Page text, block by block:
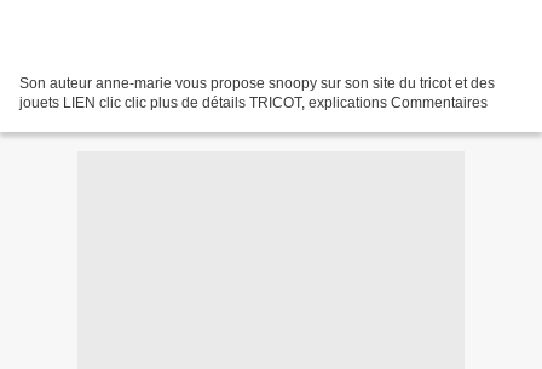
Son auteur anne-marie vous propose snoopy sur son site du tricot et des
jouets LIEN clic clic plus de détails TRICOT, explications Commentaires